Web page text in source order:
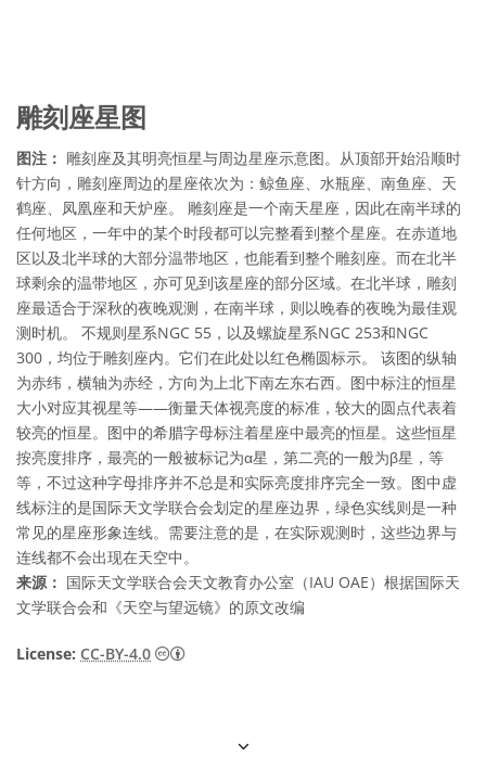
雕刻座星图
图注： 雕刻座及其明亮恒星与周边星座示意图。从顶部开始沿顺时
针方向，雕刻座周边的星座依次为：鲸鱼座、水瓶座、南鱼座、天
鹤座、凤凰座和天炉座。 雕刻座是一个南天星座，因此在南半球的
任何地区，一年中的某个时段都可以完整看到整个星座。在赤道地
区以及北半球的大部分温带地区，也能看到整个雕刻座。而在北半
球剩余的温带地区，亦可见到该星座的部分区域。在北半球，雕刻
座最适合于深秋的夜晚观测，在南半球，则以晚春的夜晚为最佳观
测时机。 不规则星系NGC 55，以及螺旋星系NGC 253和NGC
300，均位于雕刻座内。它们在此处以红色椭圆标示。 该图的纵轴
为赤纬，横轴为赤经，方向为上北下南左东右西。图中标注的恒星
大小对应其视星等——衡量天体视亮度的标准，较大的圆点代表着
较亮的恒星。图中的希腊字母标注着星座中最亮的恒星。这些恒星
按亮度排序，最亮的一般被标记为α星，第二亮的一般为β星，等
等，不过这种字母排序并不总是和实际亮度排序完全一致。图中虚
线标注的是国际天文学联合会划定的星座边界，绿色实线则是一种
常见的星座形象连线。需要注意的是，在实际观测时，这些边界与
连线都不会出现在天空中。
来源： 国际天文学联合会天文教育办公室（IAU OAE）根据国际天
文学联合会和《天空与望远镜》的原文改编
License: CC-BY-4.0 知识共享许可协议 署名 4.0 国际 (CC BY